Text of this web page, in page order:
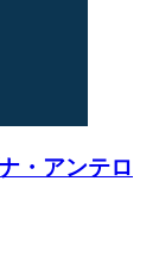
・アンテロ